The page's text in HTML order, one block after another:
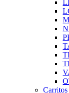
Carritos